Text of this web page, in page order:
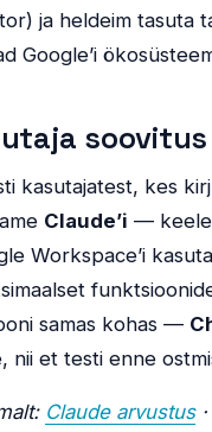
ja heldeim tasuta
Google’i
soovitus
kasutajatest, kes
Claude’i —
Workspace’i
samas kohas —
nii et testi enne
Claude arvustus·